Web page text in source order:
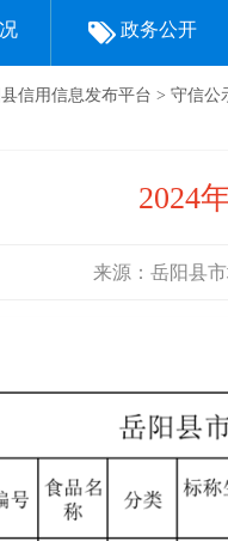
政务公开
信用信息发布平台 > 守信公
2024
来源：岳阳县